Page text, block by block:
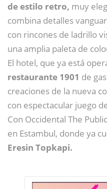
de estilo retro, muy
combina detalles
con rincones de ladrillo
una amplia paleta de
El hotel, que ya está
restaurante 1901 de
creaciones de la nueva
con espectacular juego
Con Occidental The
en Estambul, donde ya
Eresin Topkapi.